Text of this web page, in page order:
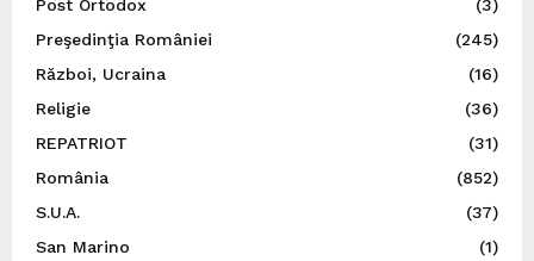
Post Ortodox
(3)
Preşedinţia României
(245)
Război, Ucraina
(16)
Religie
(36)
REPATRIOT
(31)
România
(852)
S.U.A.
(37)
San Marino
(1)